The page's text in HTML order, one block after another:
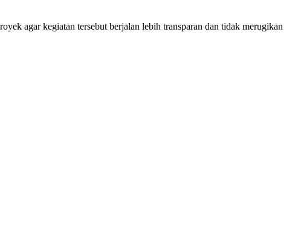
agar kegiatan tersebut berjalan lebih transparan dan tidak merugikan